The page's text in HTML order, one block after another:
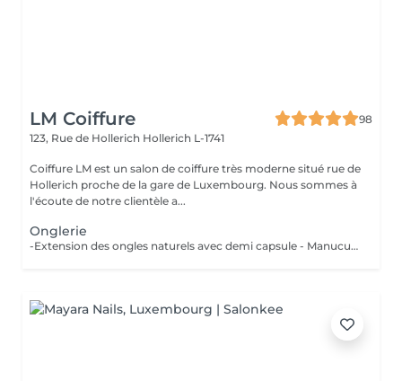
LM Coiffure
98
123, Rue de Hollerich Hollerich L-1741
Coiffure LM est un salon de coiffure très moderne situé rue de
Hollerich proche de la gare de Luxembourg. Nous sommes à
l'écoute de notre clientèle a...
Onglerie
-Extension des ongles naturels avec demi capsule - Manucure combinée incluse ( Si vous voulez une french babyboomer, déco, veuillez svp cocher l'onglet en plus) - Remplissage de vos ongles avec du gel - Entre 3 et 4 semaine maximum